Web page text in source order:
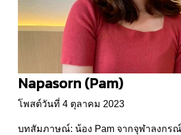
Napasorn (Pam)
โพสต์วันที่ 4 ตุลาคม 2023
บทสัมภาษณ์: น้อง Pam จากจุฬาลงกร